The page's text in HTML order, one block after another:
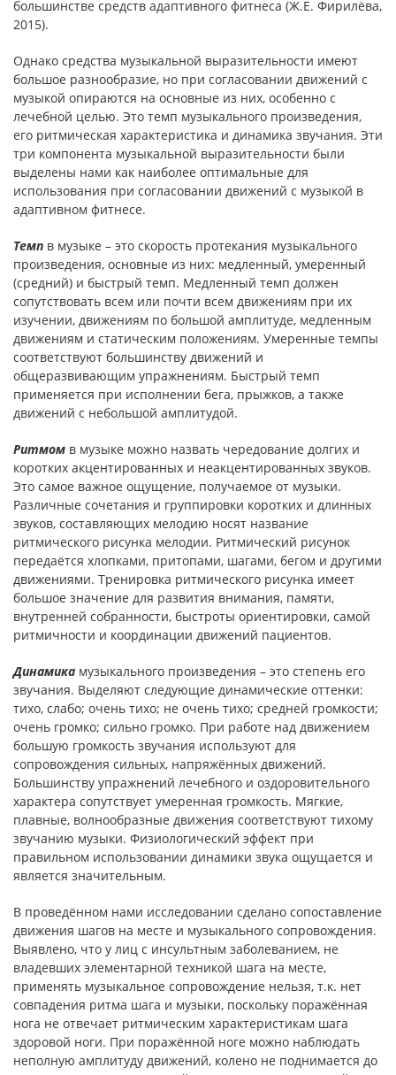
большинстве средств адаптивного фитнеса (Ж.Е. Фирилёва,
2015).
Однако средства музыкальной выразительности имеют
большое разнообразие, но при согласовании движений с
музыкой опираются на основные из них, особенно с
лечебной целью. Это темп музыкального произведения,
его ритмическая характеристика и динамика звучания. Эти
три компонента музыкальной выразительности были
выделены нами как наиболее оптимальные для
использования при согласовании движений с музыкой в
адаптивном фитнесе.
Темп в музыке – это скорость протекания музыкального
произведения, основные из них: медленный, умеренный
(средний) и быстрый темп. Медленный темп должен
сопутствовать всем или почти всем движениям при их
изучении, движениям по большой амплитуде, медленным
движениям и статическим положениям. Умеренные темпы
соответствуют большинству движений и
общеразвивающим упражнениям. Быстрый темп
применяется при исполнении бега, прыжков, а также
движений с небольшой амплитудой.
Ритмом в музыке можно назвать чередование долгих и
коротких акцентированных и неакцентированных звуков.
Это самое важное ощущение, получаемое от музыки.
Различные сочетания и группировки коротких и длинных
звуков, составляющих мелодию носят название
ритмического рисунка мелодии. Ритмический рисунок
передаётся хлопками, притопами, шагами, бегом и другими
движениями. Тренировка ритмического рисунка имеет
большое значение для развития внимания, памяти,
внутренней собранности, быстроты ориентировки, самой
ритмичности и координации движений пациентов.
Динамика музыкального произведения – это степень его
звучания. Выделяют следующие динамические оттенки:
тихо, слабо; очень тихо; не очень тихо; средней громкости;
очень громко; сильно громко. При работе над движением
большую громкость звучания используют для
сопровождения сильных, напряжённых движений.
Большинству упражнений лечебного и оздоровительного
характера сопутствует умеренная громкость. Мягкие,
плавные, волнообразные движения соответствуют тихому
звучанию музыки. Физиологический эффект при
правильном использовании динамики звука ощущается и
является значительным.
В проведённом нами исследовании сделано сопоставление
движения шагов на месте и музыкального сопровождения.
Выявлено, что у лиц с инсультным заболеванием, не
владевших элементарной техникой шага на месте,
применять музыкальное сопровождение нельзя, т.к. нет
совпадения ритма шага и музыки, поскольку поражённая
нога не отвечает ритмическим характеристикам шага
здоровой ноги. При поражённой ноге можно наблюдать
неполную амплитуду движений, колено не поднимается до